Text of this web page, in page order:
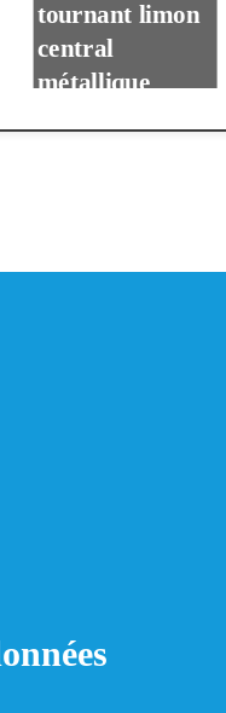
tournant limon
central
métallique